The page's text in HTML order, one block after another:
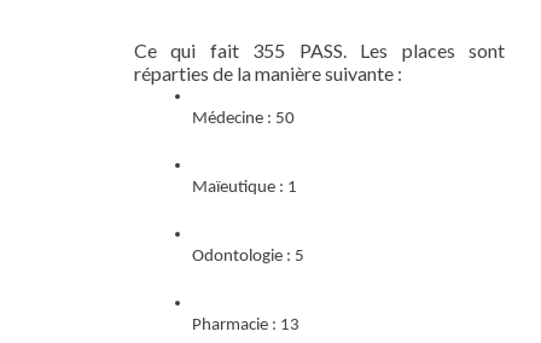
Ce qui fait 355 PASS. Les places sont
réparties de la manière suivante :
Médecine : 50
Maïeutique : 1
Odontologie : 5
Pharmacie : 13